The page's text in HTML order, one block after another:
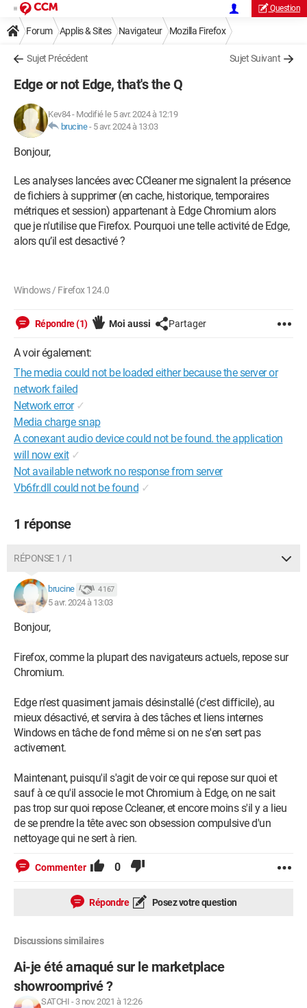
Question
Forum Applis & Sites Navigateur Mozilla Firefox
Sujet Précédent Sujet Suivant
Edge or not Edge, that's the Q
Kev84- Modifié le 5 avr. 2024 à 12:19
brucine- 5 avr. 2024 à 13:03
Bonjour,
Les analyses lancées avec CCleaner me signalent la présence
de fichiers à supprimer (en cache, historique, temporaires
métriques et session) appartenant à Edge Chromium alors
que je n'utilise que Firefox. Pourquoi une telle activité de Edge,
alors qu’il est desactivé ?
Windows / Firefox 124.0
Répondre (1) Moi aussi Partager
A voir également:
The media could not be loaded either because the server or
network failed
Network error ✓
Media charge snap
A conexant audio device could not be found. the application
will now exit ✓
Not available network no response from server
Vb6fr.dll could not be found ✓
1 réponse
RÉPONSE 1 / 1
brucine 4 167
5 avr. 2024 à 13:03
Bonjour,
Firefox, comme la plupart des navigateurs actuels, repose sur
Chromium.
Edge n'est quasiment jamais désinstallé (c'est difficile), au
mieux désactivé, et servira à des tâches et liens internes
Windows en tâche de fond même si on ne s'en sert pas
activement.
Maintenant, puisqu'il s'agit de voir ce qui repose sur quoi et
sauf à ce qu'il associe le mot Chromium à Edge, on ne sait
pas trop sur quoi repose Ccleaner, et encore moins s'il y a lieu
de se prendre la tête avec son obsession compulsive d'un
nettoyage qui ne sert à rien.
Commenter 0
Répondre Posez votre question
Discussions similaires
Ai-je été arnaqué sur le marketplace
showroomprivé ?
SATCHI - 3 nov. 2021 à 12:26